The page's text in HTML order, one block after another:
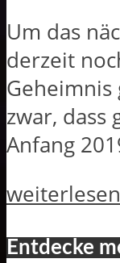
Um das
derzeit
Geheimnis
zwar, dass
Anfang
weiterlesen
Entdecke